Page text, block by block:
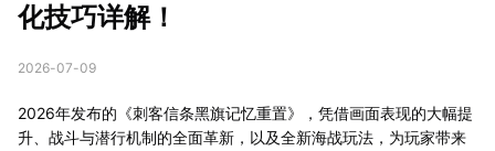
化技巧详解！
2026-07-09
2026年发布的《刺客信条黑旗记忆重置》，凭借画面表现的大幅提
升、战斗与潜行机制的全面革新，以及全新海战玩法，为玩家带来